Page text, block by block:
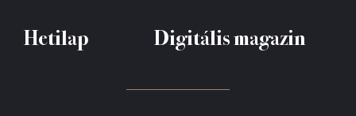
Hetilap Digitális magazin